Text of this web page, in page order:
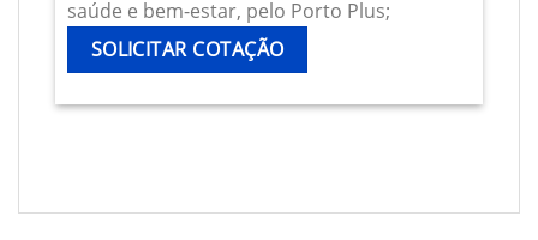
saúde e bem-estar, pelo Porto Plus;
SOLICITAR COTAÇÃO